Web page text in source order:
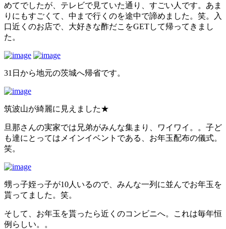
めてでしたが、テレビで見ていた通り、すごい人です。あま
りにもすごくて、中まで行くのを途中で諦めました。笑。入
口近くのお店で、大好きな酢だこをGETして帰ってきまし
た。
31日から地元の茨城へ帰省です。
筑波山が綺麗に見えました★
旦那さんの実家では兄弟がみんな集まり、ワイワイ。。子ど
も達にとってはメインイベントである、お年玉配布の儀式。
笑。
甥っ子姪っ子が10人いるので、みんな一列に並んでお年玉を
貰ってました。笑。
そして、お年玉を貰ったら近くのコンビニへ。これは毎年恒
例らしい。。